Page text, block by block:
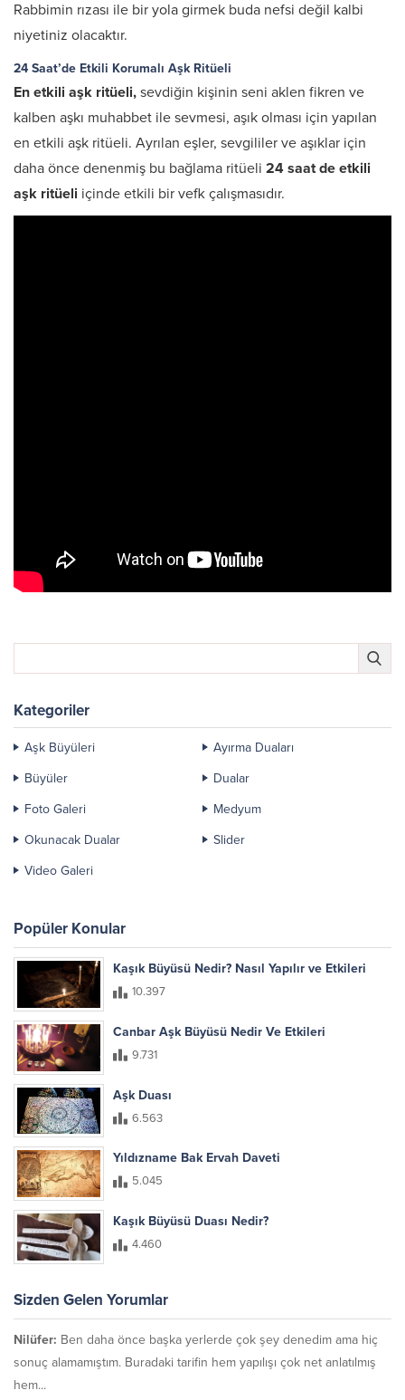
Rabbimin rızası ile bir yola girmek buda nefsi değil kalbi
niyetiniz olacaktır.
24 Saat’de Etkili Korumalı Aşk Ritüeli
En etkili aşk ritüeli, sevdiğin kişinin seni aklen fikren ve
kalben aşkı muhabbet ile sevmesi, aşık olması için yapılan
en etkili aşk ritüeli. Ayrılan eşler, sevgililer ve aşıklar için
daha önce denenmiş bu bağlama ritüeli 24 saat de etkili
aşk ritüeli içinde etkili bir vefk çalışmasıdır.
Kategoriler
Aşk Büyüleri
Ayırma Duaları
Büyüler
Dualar
Foto Galeri
Medyum
Okunacak Dualar
Slider
Video Galeri
Popüler Konular
Kaşık Büyüsü Nedir? Nasıl Yapılır ve Etkileri
10.397
Canbar Aşk Büyüsü Nedir Ve Etkileri
9.731
Aşk Duası
6.563
Yıldızname Bak Ervah Daveti
5.045
Kaşık Büyüsü Duası Nedir?
4.460
Sizden Gelen Yorumlar
Nilüfer: Ben daha önce başka yerlerde çok şey denedim ama hiç
sonuç alamamıştım. Buradaki tarifin hem yapılışı çok net anlatılmış
hem...